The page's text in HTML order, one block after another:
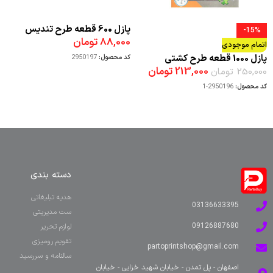
-15%
اتمام موجودی
پازل 1000 قطعه طرح کشتی
250,000 تومان 213,000تومان
کد محصول:2950196-1
پازل 600 قطعه طرح تندیس
حضرت مسیح برزیل
88,000تومان
کد محصول:2950197
03136633395
09126887680
partoprintshop@gmail.com
اصفهان - پل تمدن - خیابان شهید خزایی - خیابان
دسته بندی
هدیه تبلیغاتی
ست مدیریتی
لوازم تحریر
تقویم رومیزی
سالنامه و سررسید